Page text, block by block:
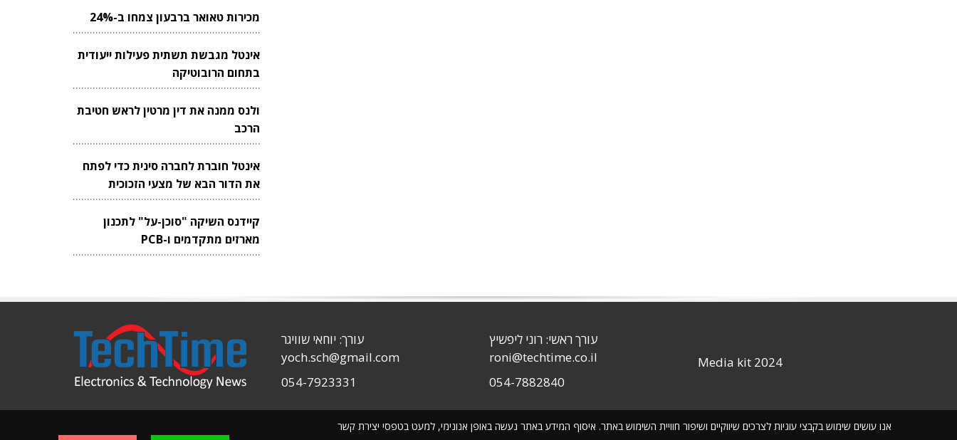
מכירות טאואר ברבעון צמחו ב-24%
אינטל מגבשת תשתית פעילות ייעודית
בתחום הרובוטיקה
ולנס ממנה את דין מרטין לראש חטיבת
הרכב
אינטל חוברת לחברה סינית כדי לפתח
את הדור הבא של מצעי הזכוכית
לשבבים
קיידנס השיקה "סוכן-על" לתכנון
מארזים מתקדמים ו-PCB
אנו עושים שימוש בקבצי עוגיות לצרכים שיווקיים ושיפור חוויית השימוש באתר. איסוף המידע באתר נעשה באופן אנונימי, למעט בטפסי יצירת קשר
Media kit 2024
עורך ראשי: רוני ליפשיץ
roni@techtime.co.il
054-7882840
עורך: יוחאי שוויגר
yoch.sch@gmail.com
054-7923331